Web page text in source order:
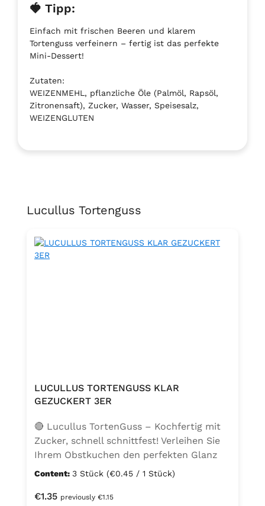
🍓 Tipp:
Einfach mit frischen Beeren und klarem
Tortenguss verfeinern – fertig ist das perfekte
Mini-Dessert!
Zutaten:
WEIZENMEHL, pflanzliche Öle (Palmöl, Rapsöl,
Zitronensaft), Zucker, Wasser, Speisesalz,
WEIZENGLUTEN
Skip product gallery
Lucullus Tortenguss
LUCULLUS TORTENGUSS KLAR
GEZUCKERT 3ER
🔴 Lucullus TortenGuss – Kochfertig mit
Zucker, schnell schnittfest! Verleihen Sie
Ihrem Obstkuchen den perfekten Glanz
und optimalen Halt – mit dem Lucullus
ideale Lösung für Bäcker:innen,
Content: 3 Stück (€0.45 / 1 Stück)
Regular price:
€1.35 previously €1.15